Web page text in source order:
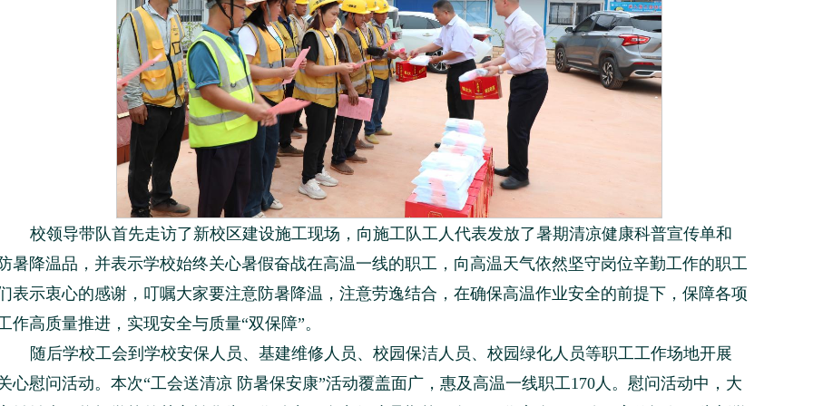
校领导带队首先走访了新校区建设施工现场，向施工队工人代表发放了暑期清凉健康科普宣传单和
暑降温品，并表示学校始终关心暑假奋战在高温一线的职工，向高温天气依然坚守岗位辛勤工作的职工
表示衷心的感谢，叮嘱大家要注意防暑降温，注意劳逸结合，在确保高温作业安全的前提下，保障各项
作高质量推进，实现安全与质量“双保障”。
随后学校工会到学校安保人员、基建维修人员、校园保洁人员、校园绿化人员等职工工作场地开展
心慰问活动。本次“工会送清凉 防暑保安康”活动覆盖面广，惠及高温一线职工170人。慰问活动中，大